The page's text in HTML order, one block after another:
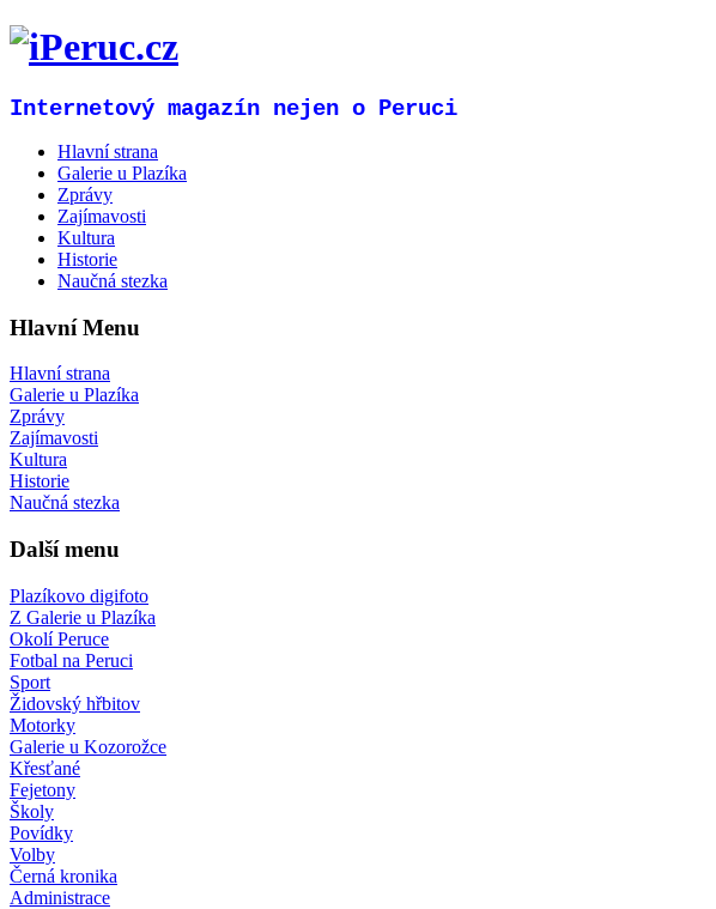
Internetový magazín nejen o Peruci
Hlavní strana
Galerie u Plazíka
Zprávy
Zajímavosti
Kultura
Historie
Naučná stezka
Hlavní Menu
Hlavní strana
Galerie u Plazíka
Zprávy
Zajímavosti
Kultura
Historie
Naučná stezka
Další menu
Plazíkovo digifoto
Z Galerie u Plazíka
Okolí Peruce
Fotbal na Peruci
Sport
Židovský hřbitov
Motorky
Galerie u Kozorožce
Křesťané
Fejetony
Školy
Povídky
Volby
Černá kronika
Administrace